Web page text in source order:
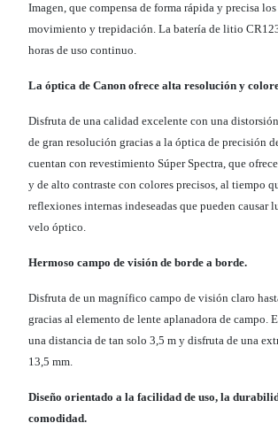
Imagen, que compensa de forma rápida y precisa
movimiento y trepidación. La batería de litio
horas de uso continuo.
La óptica de Canon ofrece alta resolución y
Disfruta de una calidad excelente con una
de gran resolución gracias a la óptica de precisión
cuentan con revestimiento Súper Spectra, que
y de alto contraste con colores precisos, al tiempo
reflexiones internas indeseadas que pueden causar
velo óptico.
Hermoso campo de visión de borde a borde.
Disfruta de un magnífico campo de visión claro
gracias al elemento de lente aplanadora de campo.
una distancia de tan solo 3,5 m y disfruta de una
13,5 mm.
Diseño orientado a la facilidad de uso, la
comodidad.